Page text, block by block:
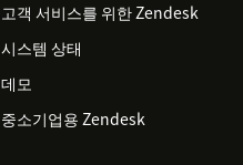
고객 서비스를 위한 Zendesk
시스템 상태
데모
중소기업용 Zendesk